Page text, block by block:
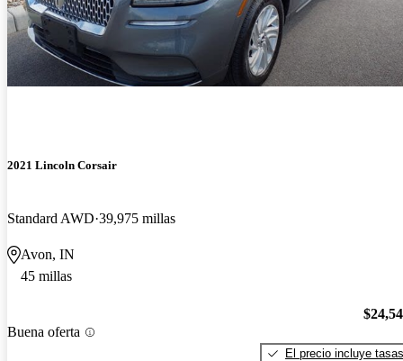
2021 Lincoln Corsair
Standard AWD 39,975 millas
Avon, IN
45 millas
Buena oferta
El precio incluye tasas